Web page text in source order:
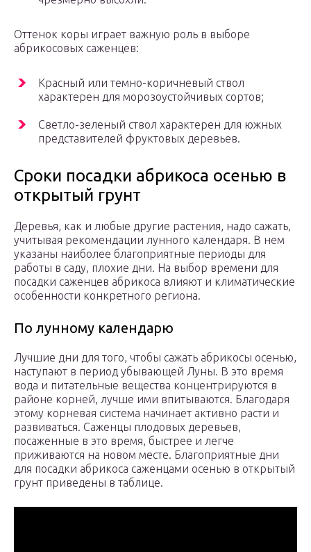
Оттенок коры играет важную роль в выборе
абрикосовых саженцев:
Красный или темно-коричневый ствол
характерен для морозоустойчивых сортов;
Светло-зеленый ствол характерен для южных
представителей фруктовых деревьев.
Сроки посадки абрикоса осенью в
открытый грунт
Деревья, как и любые другие растения, надо сажать,
учитывая рекомендации лунного календаря. В нем
указаны наиболее благоприятные периоды для
работы в саду, плохие дни. На выбор времени для
посадки саженцев абрикоса влияют и климатические
особенности конкретного региона.
По лунному календарю
Лучшие дни для того, чтобы сажать абрикосы осенью,
наступают в период убывающей Луны. В это время
вода и питательные вещества концентрируются в
районе корней, лучше ими впитываются. Благодаря
этому корневая система начинает активно расти и
развиваться. Саженцы плодовых деревьев,
посаженные в это время, быстрее и легче
приживаются на новом месте. Благоприятные дни
для посадки абрикоса саженцами осенью в открытый
грунт приведены в таблице.